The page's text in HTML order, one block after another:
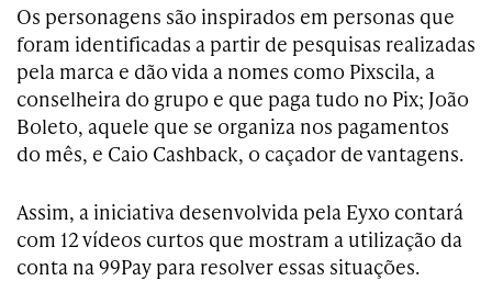
Os personagens são inspirados em personas que
foram identificadas a partir de pesquisas realizadas
pela marca e dão vida a nomes como Pixscila, a
conselheira do grupo e que paga tudo no Pix; João
Boleto, aquele que se organiza nos pagamentos
do mês, e Caio Cashback, o caçador de vantagens.
Assim, a iniciativa desenvolvida pela Eyxo contará
com 12 vídeos curtos que mostram a utilização da
conta na 99Pay para resolver essas situações.